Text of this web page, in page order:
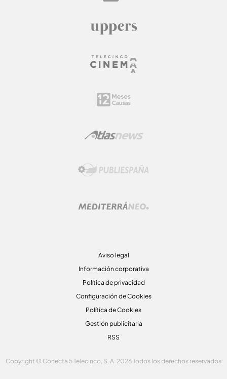
Aviso legal
Información corporativa
Política de privacidad
Configuración de Cookies
Política de Cookies
Gestión publicitaria
RSS
Copyright © Conecta 5 Telecinco, S. A. 2026 Todos los derechos reservados